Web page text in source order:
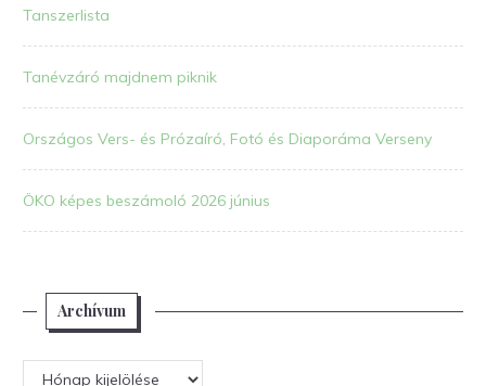
Tanszerlista
Tanévzáró majdnem piknik
Országos Vers- és Prózaíró, Fotó és Diaporáma Verseny
ÖKO képes beszámoló 2026 június
Archívum
Archívum